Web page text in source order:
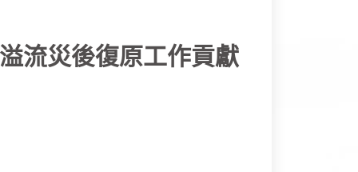
流災後復原工作貢獻